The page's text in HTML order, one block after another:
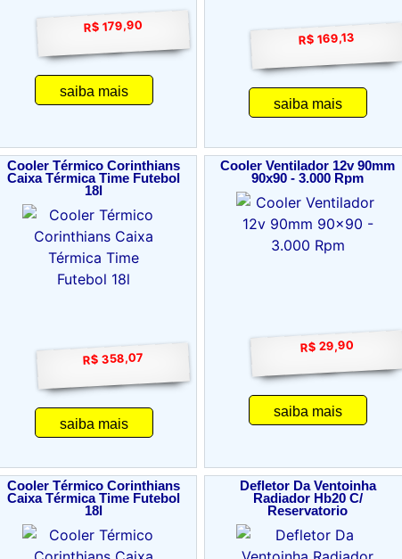
R$ 179,90
saiba mais
R$ 169,13
saiba mais
Cooler Térmico Corinthians
Caixa Térmica Time Futebol
18l
R$ 358,07
saiba mais
Cooler Ventilador 12v 90mm
90x90 - 3.000 Rpm
R$ 29,90
saiba mais
Cooler Térmico Corinthians
Caixa Térmica Time Futebol
18l
Defletor Da Ventoinha
Radiador Hb20 C/
Reservatorio